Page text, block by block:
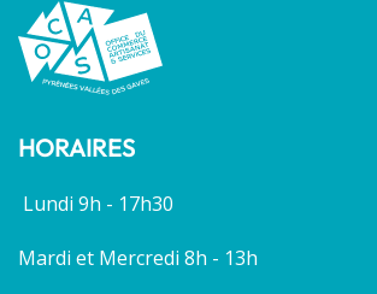
HORAIRES
Lundi 9h - 17h30
Mardi et Mercredi 8h - 13h